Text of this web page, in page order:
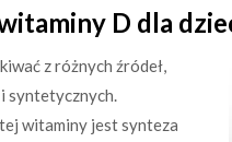
D dla
z różnych źródeł,
syntetycznych.
witaminy jest synteza